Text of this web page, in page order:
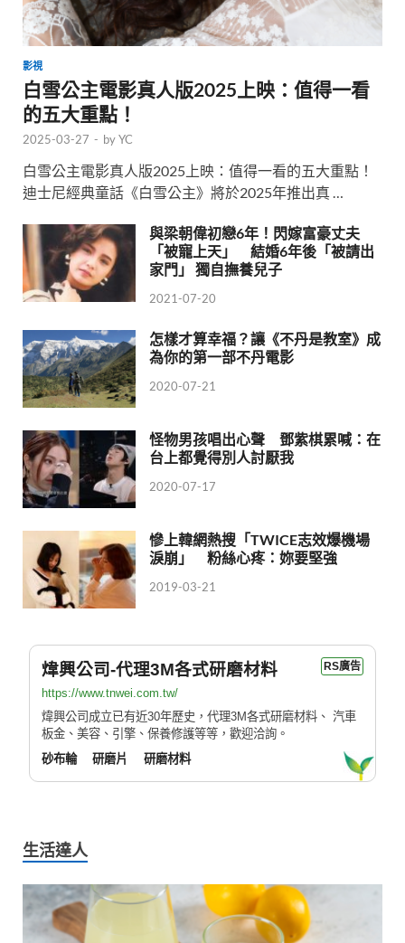
影視
白雪公主電影真人版2025上映：值得一看
的五大重點！
2025-03-27 - byYC
白雪公主電影真人版2025上映：值得一看的五大重點！
迪士尼經典童話《白雪公主》將於2025年推出真 …
與梁朝偉初戀6年！閃嫁富豪丈夫
「被寵上天」 結婚6年後「被請出
家門」 獨自撫養兒子
2021-07-20
怎樣才算幸福？讓《不丹是教室》成
為你的第一部不丹電影
2020-07-21
怪物男孩唱出心聲 鄧紫棋累喊：在
台上都覺得別人討厭我
2020-07-17
慘上韓網熱搜「TWICE志效爆機場
淚崩」 粉絲心疼：妳要堅強
2019-03-21
煒興公司-代理3M各式研磨材料 RS廣告
https://www.tnwei.com.tw/
煒興公司成立已有近30年歷史，代理3M各式研磨材料、 汽車
板金、美容、引擎、保養修護等等，歡迎洽詢。
砂布輪
研磨片 研磨材料
生活達人